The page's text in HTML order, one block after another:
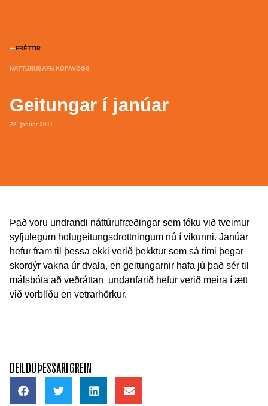
FRÉTTIR
NÁTTÚRUSAFN KÓPAVOGS
Geitungar í janúar
28. janúar 2011
Það voru undrandi náttúrufræðingar sem tóku við tveimur
syfjulegum holugeitungsdrottningum nú í vikunni. Janúar
hefur fram til þessa ekki verið þekktur sem sá tími þegar
skordýr vakna úr dvala, en geitungarnir hafa jú það sér til
málsbóta að veðráttan undanfarið hefur verið meira í ætt
við vorblíðu en vetrarhörkur.
DEILDU ÞESSARI GREIN